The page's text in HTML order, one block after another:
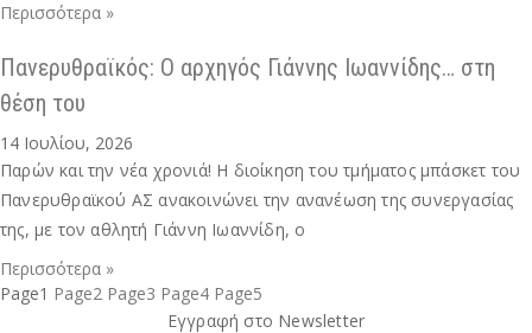
Περισσότερα »
Πανερυθραϊκός: Ο αρχηγός Γιάννης Ιωαννίδης… στη
θέση του
14 Ιουλίου, 2026
Παρών και την νέα χρονιά! Η διοίκηση του τμήματος μπάσκετ του
Πανερυθραϊκού ΑΣ ανακοινώνει την ανανέωση της συνεργασίας
της, με τον αθλητή Γιάννη Ιωαννίδη, ο
Περισσότερα »
Page1 Page2 Page3 Page4 Page5
Εγγραφή στο Newsletter